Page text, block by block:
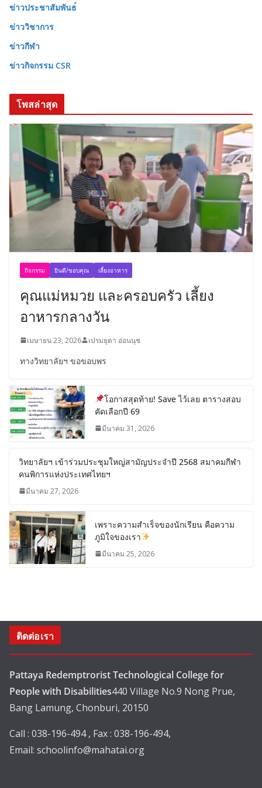
ข่าวประชาสัมพันธ
ข่าววิชาการ
ข่าวกีฬา
ข่าวกิจกรรม CSR
โพสล่าสุด
กิจกรรม ยินดี/ขอบคุณ เลี้ยงอาหาร
คุณแม่หมวย และครอบครัว เลี้ยง
อาหารกลางวัน
เมษายน 23, 2026 เปรมยุดา อ่อนนุช
ทางวิทยาลัยฯ ขอขอบพร
โอกาสสุดท้าย! Save ไว้เลย ตารางสอบ
คัดเลือกปี 69
มีนาคม 31, 2026
วิทยาลัยฯ เข้าร่วมประชุมใหญ่สามัญประจำปี 2568 สมาคมกีฬา
คนพิการแห่งประเทศไทยฯ
มีนาคม 27, 2026
เพราะความสำเร็จของนักเรียน คือความ
ภูมิใจของเรา
มีนาคม 25, 2026
ติดต่อเรา
Pattaya Redemptrorist Technological College for
People with Disabilities440 Village No.9 Nong Prue,
Bang Lamung, Chonburi, 20150
Call : 038-196-494 , Fax : 038-196-494,
Email: schoolinfo@mahatai.org